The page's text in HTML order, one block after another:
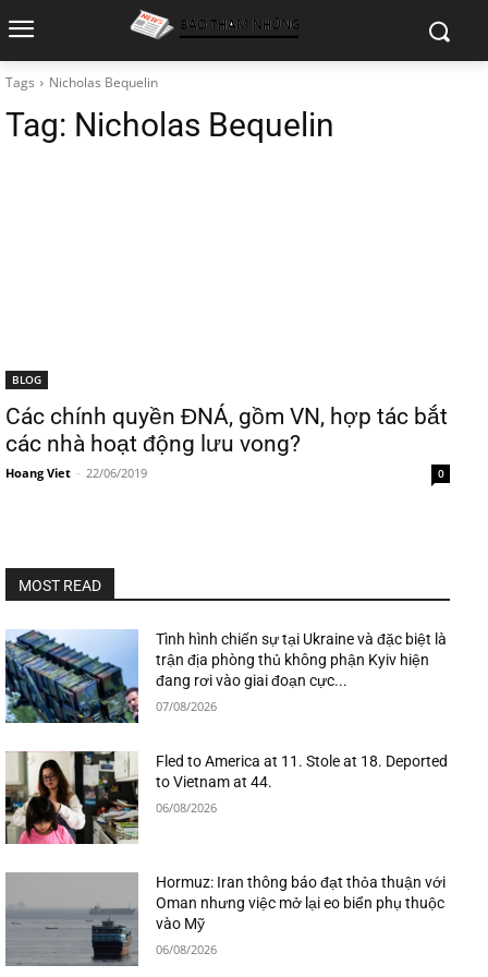
Tags Nicholas Bequelin
Tag: Nicholas Bequelin
BLOG
Các chính quyền ĐNÁ, gồm VN, hợp tác bắt
các nhà hoạt động lưu vong?
Hoang Viet - 22/06/2019 0
MOST READ
Tình hình chiến sự tại Ukraine và đặc biệt là
trận địa phòng thủ không phận Kyiv hiện
đang rơi vào giai đoạn cực...
07/08/2026
Fled to America at 11. Stole at 18. Deported
to Vietnam at 44.
06/08/2026
Hormuz: Iran thông báo đạt thỏa thuận với
Oman nhưng việc mở lại eo biển phụ thuộc
vào Mỹ
06/08/2026